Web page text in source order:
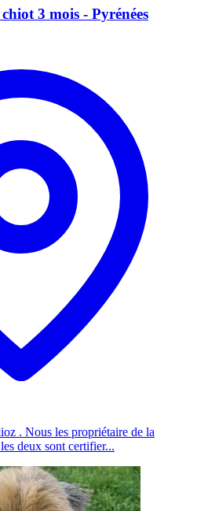
3 mois - Pyrénées
. Nous les propriétaire de la
deux sont certifier...